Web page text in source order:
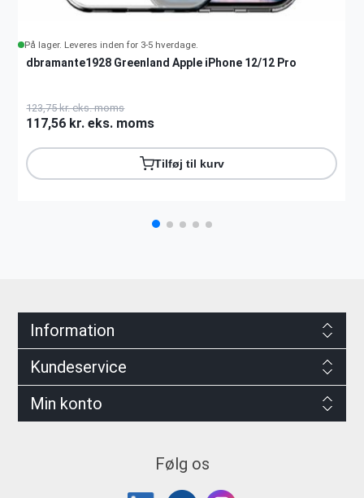
På lager. Leveres inden for 3-5 hverdage.
dbramante1928 Greenland Apple iPhone 12/12 Pro
123,75 kr. eks. moms
117,56 kr. eks. moms
Tilføj til kurv
Information
Kundeservice
Min konto
Følg os